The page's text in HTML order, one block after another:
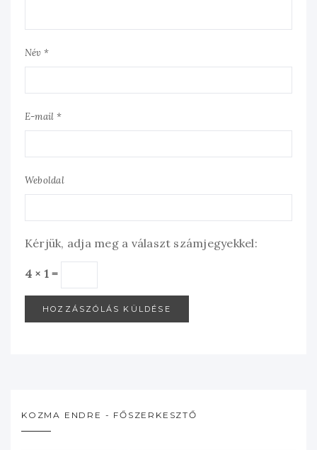
Név *
E-mail *
Weboldal
Kérjük, adja meg a választ számjegyekkel:
4 × 1 =
KOZMA ENDRE - FŐSZERKESZTŐ